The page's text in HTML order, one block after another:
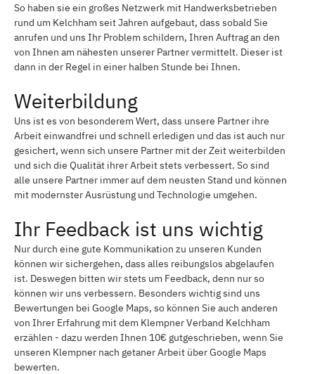
So haben sie ein großes Netzwerk mit Handwerksbetrieben
rund um Kelchham seit Jahren aufgebaut, dass sobald Sie
anrufen und uns Ihr Problem schildern, Ihren Auftrag an den
von Ihnen am nähesten unserer Partner vermittelt. Dieser ist
dann in der Regel in einer halben Stunde bei Ihnen.
Weiterbildung
Uns ist es von besonderem Wert, dass unsere Partner ihre
Arbeit einwandfrei und schnell erledigen und das ist auch nur
gesichert, wenn sich unsere Partner mit der Zeit weiterbilden
und sich die Qualität ihrer Arbeit stets verbessert. So sind
alle unsere Partner immer auf dem neusten Stand und können
mit modernster Ausrüstung und Technologie umgehen.
Ihr Feedback ist uns wichtig
Nur durch eine gute Kommunikation zu unseren Kunden
können wir sichergehen, dass alles reibungslos abgelaufen
ist. Deswegen bitten wir stets um Feedback, denn nur so
können wir uns verbessern. Besonders wichtig sind uns
Bewertungen bei Google Maps, so können Sie auch anderen
von Ihrer Erfahrung mit dem Klempner Verband Kelchham
erzählen - dazu werden Ihnen 10€ gutgeschrieben, wenn Sie
unseren Klempner nach getaner Arbeit über Google Maps
bewerten.